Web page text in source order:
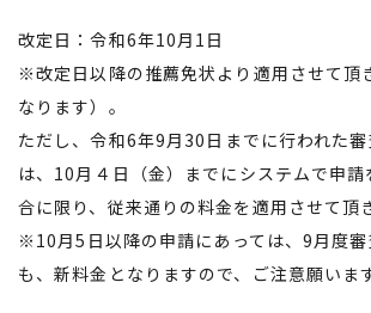
改定日：令和6年10月1日
※改定日以降の推薦免状より適用させて頂
なります）。
ただし、令和6年9月30日までに行われた
は、10月４日（金）までにシステムで申請
合に限り、従来通りの料金を適用させて頂
※10月5日以降の申請にあっては、9月度審
も、新料金となりますので、ご注意願います